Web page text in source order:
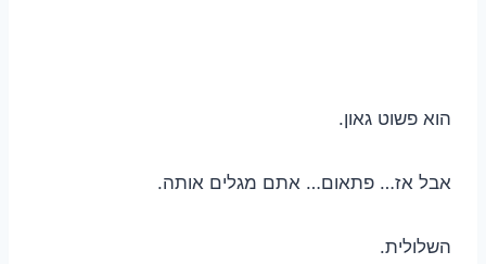
הוא פשוט גאון.
אבל אז… פתאום… אתם מגלים אותה.
השלולית.